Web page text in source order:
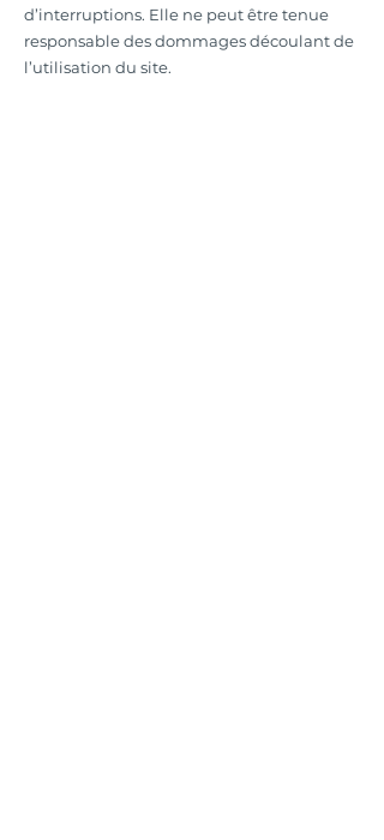
d’interruptions. Elle ne peut être tenue
responsable des dommages découlant de
l’utilisation du site.